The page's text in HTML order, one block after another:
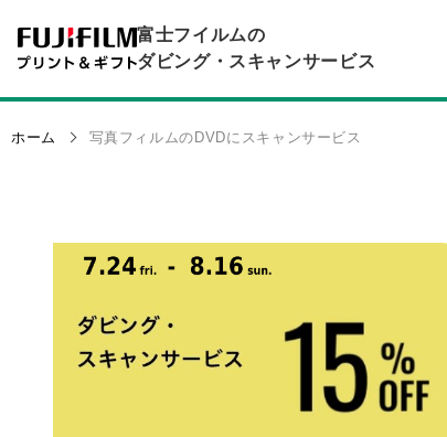
富士フイルムの
ダビング・スキャンサービス
ホーム 写真フィルムのDVDにスキャンサービス